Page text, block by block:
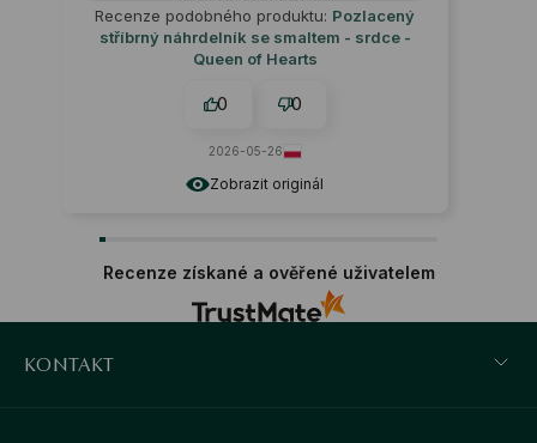
Zobrazit originál
Recenze podobného produktu: Pozlacený
stříbrný náhrdelník se smaltem - srdce -
Queen of Hearts
0 0
2026-05-26
Recenze získané a ověřené uživatelem
KONTAKT